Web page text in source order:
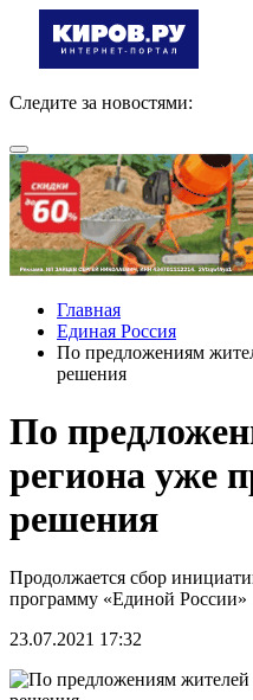
Следите за новостями:
Главная
Единая Россия
По предложениям
решения
По
региона уже
решения
Продолжается сбор
программу «Единой России»
23.07.2021 17:32